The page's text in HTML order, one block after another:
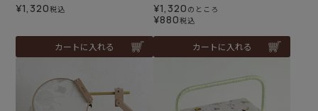
¥1,320税込
カートに入れる
¥1,320 のところ
¥880税込
カートに入れる